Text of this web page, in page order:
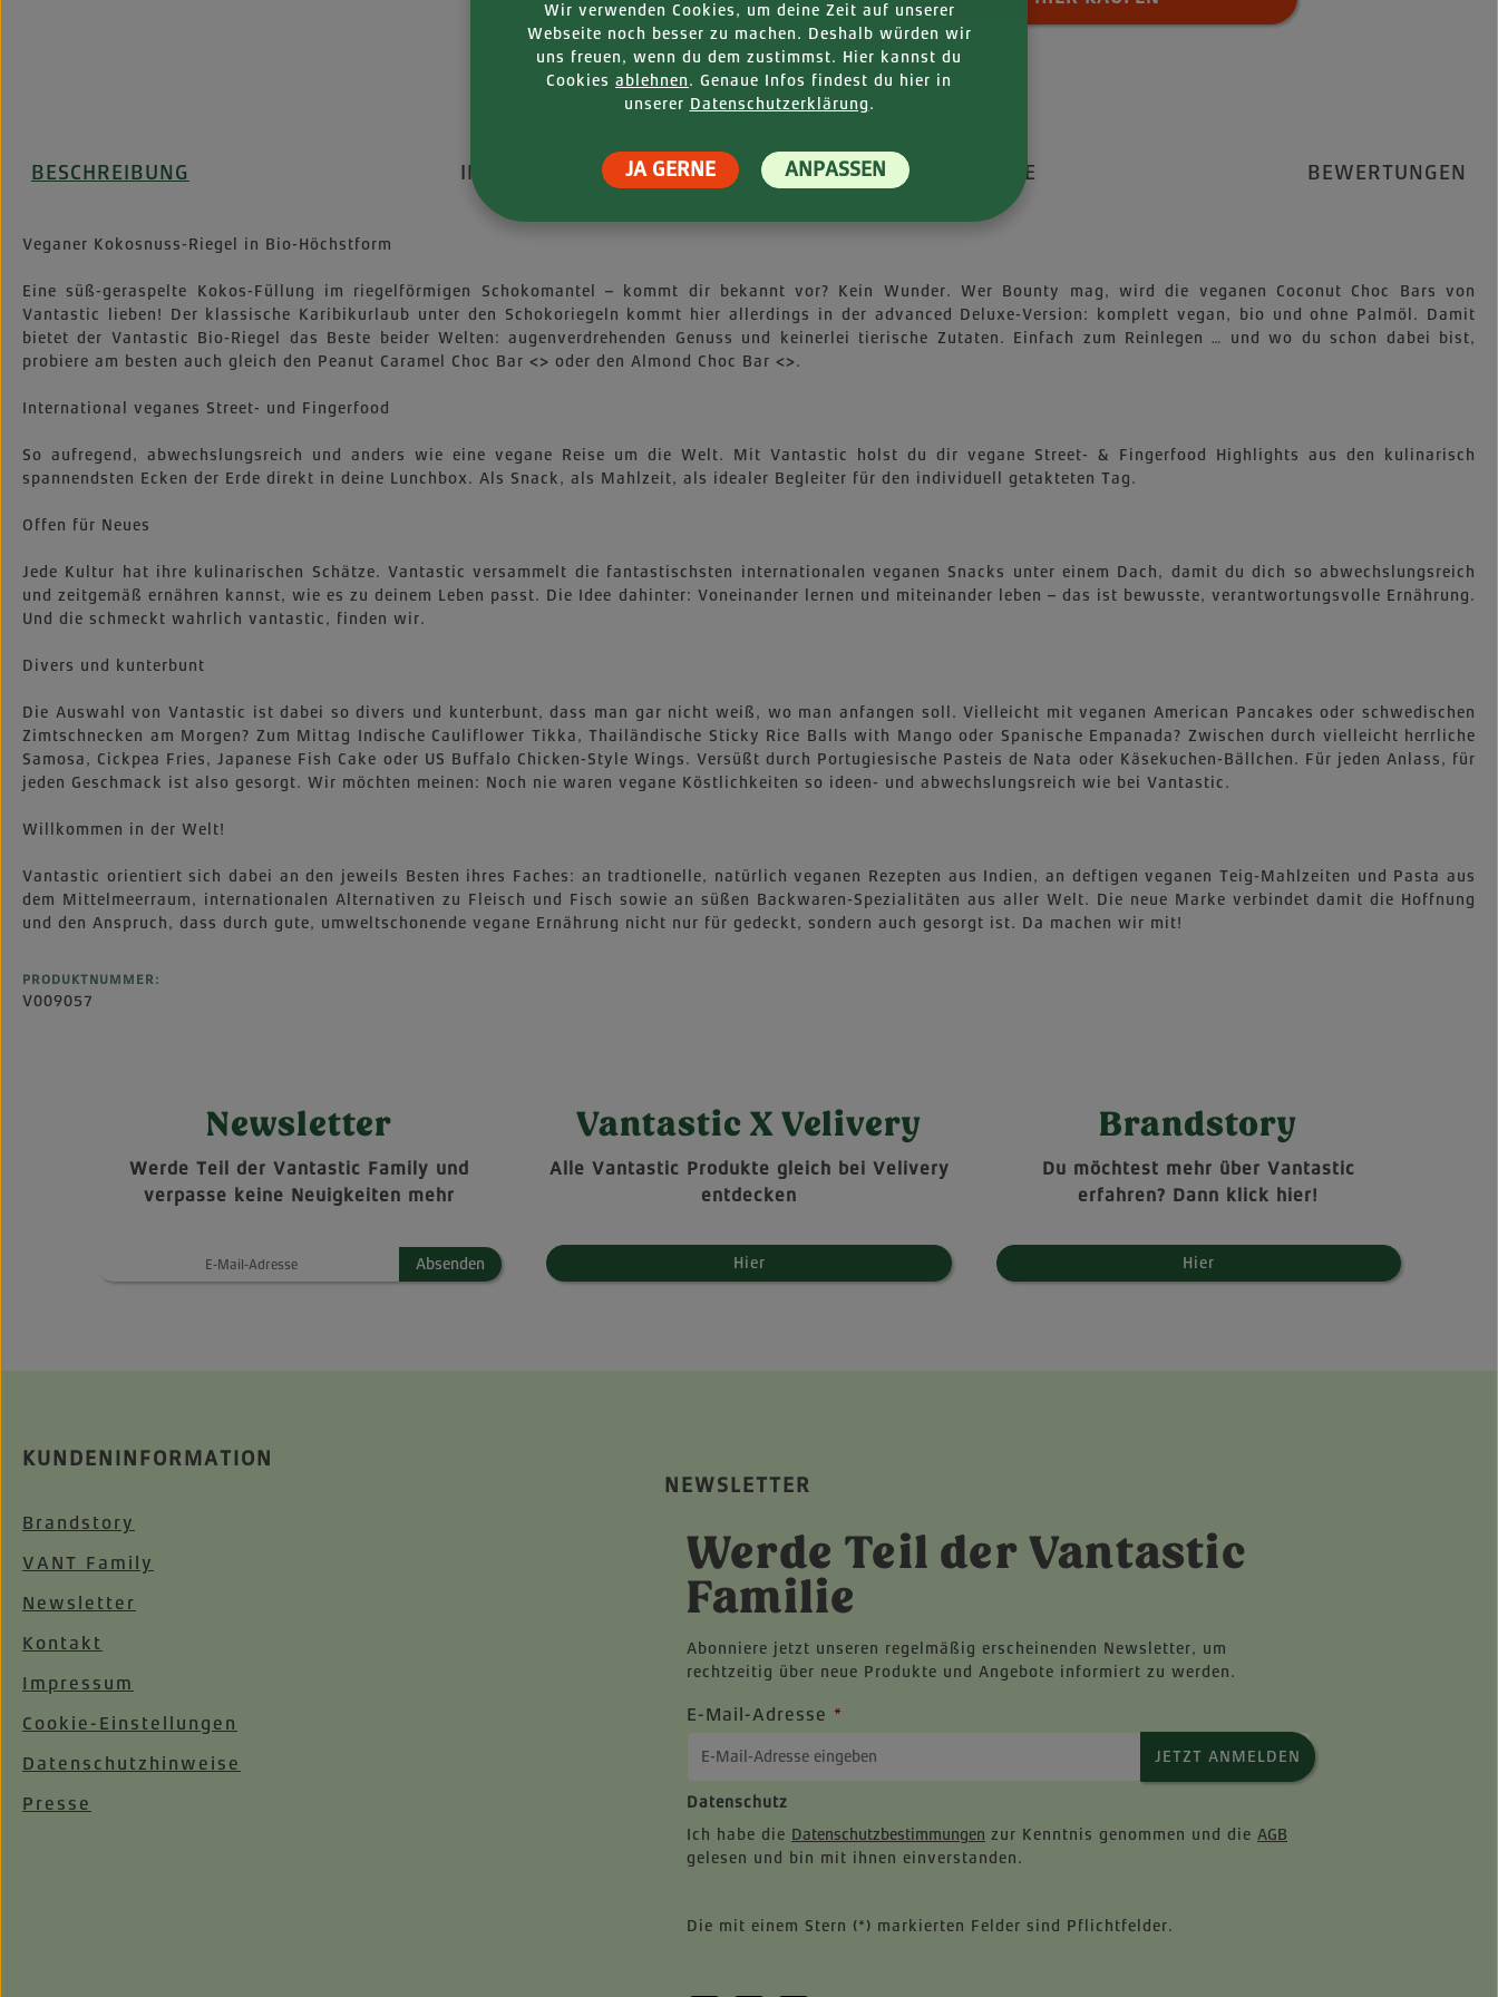
BESCHREIBUNG INFORMATIONEN NÄHRWERTE BEWERTUNGEN
Veganer Kokosnuss-Riegel in Bio-Höchstform
Eine süß-geraspelte Kokos-Füllung im riegelförmigen Schokomantel – kommt dir bekannt vor? Kein Wunder. Wer Bounty mag, wird die veganen Coconut Choc Bars von
Vantastic lieben! Der klassische Karibikurlaub unter den Schokoriegeln kommt hier allerdings in der advanced Deluxe-Version: komplett vegan, bio und ohne Palmöl. Damit
bietet der Vantastic Bio-Riegel das Beste beider Welten: augenverdrehenden Genuss und keinerlei tierische Zutaten. Einfach zum Reinlegen … und wo du schon dabei bist,
probiere am besten auch gleich den Peanut Caramel Choc Bar <> oder den Almond Choc Bar <>.
International veganes Street- und Fingerfood
So aufregend, abwechslungsreich und anders wie eine vegane Reise um die Welt. Mit Vantastic holst du dir vegane Street- & Fingerfood Highlights aus den kulinarisch
spannendsten Ecken der Erde direkt in deine Lunchbox. Als Snack, als Mahlzeit, als idealer Begleiter für den individuell getakteten Tag.
Offen für Neues
Jede Kultur hat ihre kulinarischen Schätze. Vantastic versammelt die fantastischsten internationalen veganen Snacks unter einem Dach, damit du dich so abwechslungsreich
und zeitgemäß ernähren kannst, wie es zu deinem Leben passt. Die Idee dahinter: Voneinander lernen und miteinander leben – das ist bewusste, verantwortungsvolle Ernährung.
Und die schmeckt wahrlich vantastic, finden wir.
Divers und kunterbunt
Die Auswahl von Vantastic ist dabei so divers und kunterbunt, dass man gar nicht weiß, wo man anfangen soll. Vielleicht mit veganen American Pancakes oder schwedischen
Zimtschnecken am Morgen? Zum Mittag Indische Cauliflower Tikka, Thailändische Sticky Rice Balls with Mango oder Spanische Empanada? Zwischen durch vielleicht herrliche
Samosa, Cickpea Fries, Japanese Fish Cake oder US Buffalo Chicken-Style Wings. Versüßt durch Portugiesische Pasteis de Nata oder Käsekuchen-Bällchen. Für jeden Anlass, für
jeden Geschmack ist also gesorgt. Wir möchten meinen: Noch nie waren vegane Köstlichkeiten so ideen- und abwechslungsreich wie bei Vantastic.
Willkommen in der Welt!
Vantastic orientiert sich dabei an den jeweils Besten ihres Faches: an tradtionelle, natürlich veganen Rezepten aus Indien, an deftigen veganen Teig-Mahlzeiten und Pasta aus
dem Mittelmeerraum, internationalen Alternativen zu Fleisch und Fisch sowie an süßen Backwaren-Spezialitäten aus aller Welt. Die neue Marke verbindet damit die Hoffnung
und den Anspruch, dass durch gute, umweltschonende vegane Ernährung nicht nur für gedeckt, sondern auch gesorgt ist. Da machen wir mit!
PRODUKTNUMMER:
V009057
Newsletter
Werde Teil der Vantastic Family und
verpasse keine Neuigkeiten mehr
Absenden
Vantastic X Velivery
Alle Vantastic Produkte gleich bei Velivery
entdecken
Hier
Brandstory
Du möchtest mehr über Vantastic
erfahren? Dann klick hier!
Hier
KUNDENINFORMATION
Brandstory
VANT Family
Newsletter
Kontakt
Impressum
Cookie-Einstellungen
Datenschutzhinweise
Presse
NEWSLETTER
Werde Teil der Vantastic
Familie
Abonniere jetzt unseren regelmäßig erscheinenden Newsletter, um
rechtzeitig über neue Produkte und Angebote informiert zu werden.
E-Mail-Adresse *
JETZT ANMELDEN
Datenschutz
Ich habe die Datenschutzbestimmungen zur Kenntnis genommen und die AGB
gelesen und bin mit ihnen einverstanden.
Die mit einem Stern (*) markierten Felder sind Pflichtfelder.
Wir verwenden Cookies, um deine Zeit auf unserer
Webseite noch besser zu machen. Deshalb würden wir
uns freuen, wenn du dem zustimmst. Hier kannst du
Cookies ablehnen. Genaue Infos findest du hier in
unserer Datenschutzerklärung.
ANPASSEN
JA GERNE